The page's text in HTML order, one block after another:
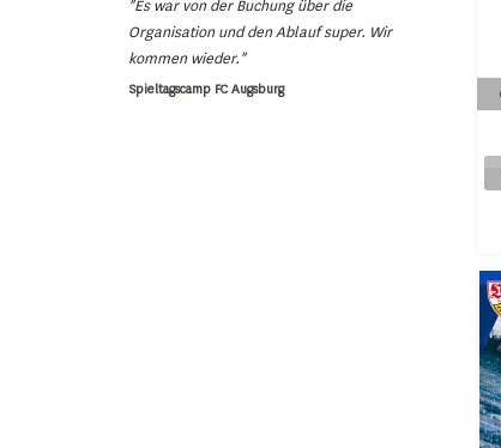
"Es war von der Buchung über die
Organisation und den Ablauf super. Wir
kommen wieder."
Spieltagscamp FC Augsburg